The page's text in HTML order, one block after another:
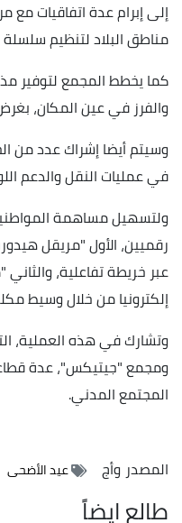
إلى إبرام عدة اتفاقيات مع
مناطق البلاد لتنظيم سلسلة
كما يخطط المجمع لتوفير
والفرز في عين المكان،
وسيتم أيضا إشراك عدد من
في عمليات النقل والدعم
ولتسهيل مساهمة
رقميين، الأول "مريقل
عبر خريطة تفاعلية، والثاني
إلكترونيا من خلال وسيط
وتشارك في هذه العملية،
ومجمع "جيتيكس"، عدة
المجتمع المدني.
المصدروأج عيد الأضحى
طالع ايضاً